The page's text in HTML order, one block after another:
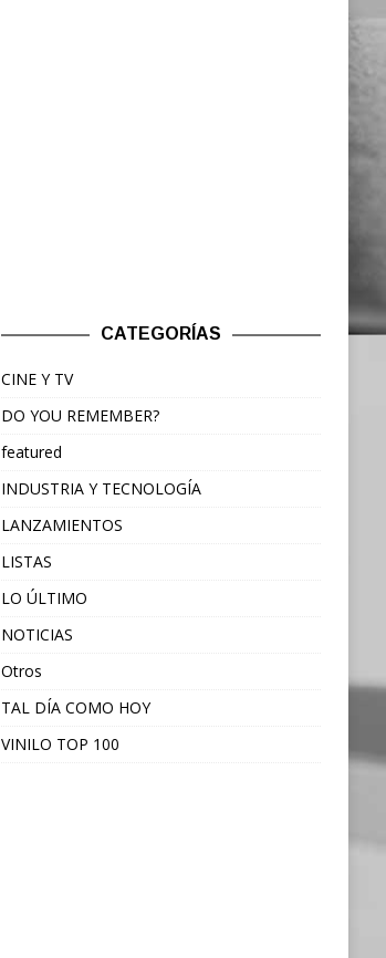
CATEGORÍAS
CINE Y TV
DO YOU REMEMBER?
featured
INDUSTRIA Y TECNOLOGÍA
LANZAMIENTOS
LISTAS
LO ÚLTIMO
NOTICIAS
Otros
TAL DÍA COMO HOY
VINILO TOP 100